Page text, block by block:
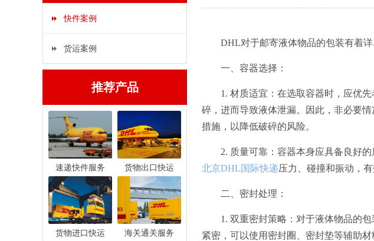
快件案例
货运案例
推荐产品
速递快件服务 货物出口快运
货物进口快运 海关通关服务
DHL对于邮寄液体物品的包装有着
一、容器选择：
1. 材质适宜：在选取容器时，应优
碎，进而导致液体泄漏。因此，非必要
措施，以降低破碎的风险。
2. 质量可靠：容器本身应具备良好
北京DHL国际快递压力、碰撞和振动，
二、密封处理：
1. 双重密封策略：对于液体物品的
紧密，可以使用密封圈、密封垫等辅助